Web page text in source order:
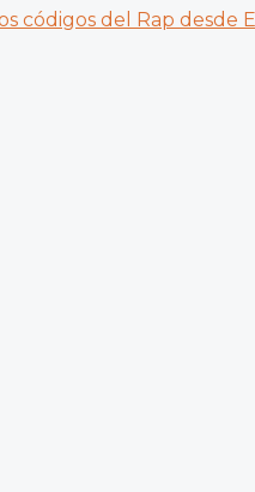
códigos del Rap desde